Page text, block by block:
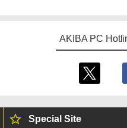
AKIBA PC
Special Site